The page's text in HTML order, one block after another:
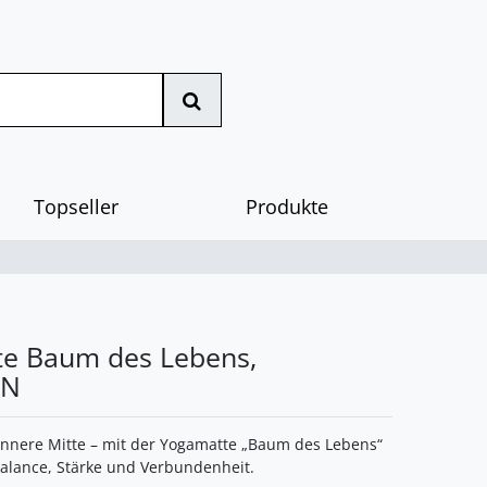
Topseller Produkte
Baum des Lebens,
Mitte – mit der Yogamatte „Baum des Lebens“
Stärke und Verbundenheit.